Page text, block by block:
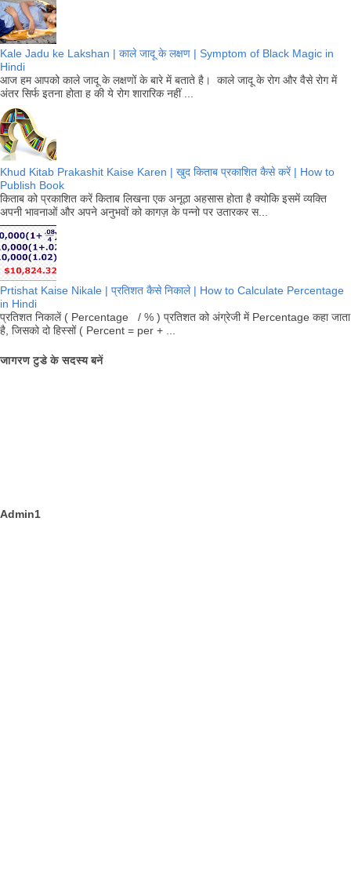
Kale Jadu ke Lakshan | काले जादू के लक्षण | Symptom of Black Magic in
Hindi
आज हम आपको काले जादू के लक्षणों के बारे में बताते है। काले जादू के रोग और वैसे रोग में
अंतर सिर्फ इतना होता ह की ये रोग शारारिक नहीं ...
Khud Kitab Prakashit Kaise Karen | खुद किताब प्रकाशित कैसे करें | How to
Publish Book
किताब को प्रकाशित करें किताब लिखना एक अनूठा अहसास होता है क्योकि इसमें व्यक्ति
अपनी भावनाओं और अपने अनुभवों को कागज़ के पन्नो पर उतारकर स...
Prtishat Kaise Nikale | प्रतिशत कैसे निकाले | How to Calculate Percentage
in Hindi
प्रतिशत निकालें ( Percentage / % ) प्रतिशत को अंग्रेजी में Percentage कहा जाता
है, जिसको दो हिस्सों ( Percent = per + ...
जागरण टुडे के सदस्य बनें
Admin1